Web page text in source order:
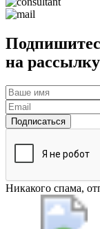
на рассылку
Никакого спама,